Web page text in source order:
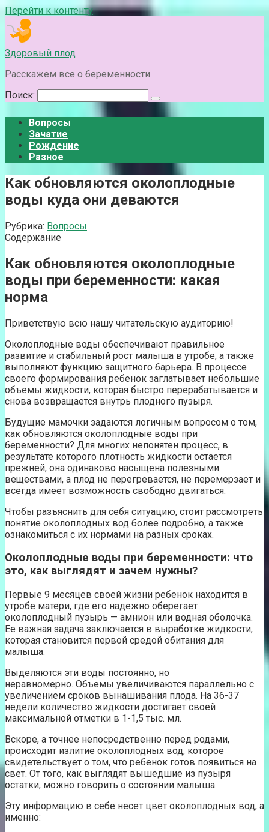
Перейти к контенту
Здоровый плод
Расскажем все о беременности
Поиск:
Вопросы
Зачатие
Рождение
Разное
Как обновляются околоплодные
воды куда они деваются
Рубрика: Вопросы
Содержание
Как обновляются околоплодные
воды при беременности: какая
норма
Приветствую всю нашу читательскую аудиторию!
Околоплодные воды обеспечивают правильное
развитие и стабильный рост малыша в утробе, а также
выполняют функцию защитного барьера. В процессе
своего формирования ребенок заглатывает небольшие
объемы жидкости, которая быстро перерабатывается и
снова возвращается внутрь плодного пузыря.
Будущие мамочки задаются логичным вопросом о том,
как обновляются околоплодные воды при
беременности? Для многих непонятен процесс, в
результате которого плотность жидкости остается
прежней, она одинаково насыщена полезными
веществами, а плод не перегревается, не перемерзает и
всегда имеет возможность свободно двигаться.
Чтобы разъяснить для себя ситуацию, стоит рассмотреть
понятие околоплодных вод более подробно, а также
ознакомиться с их нормами на разных сроках.
Околоплодные воды при беременности: что
это, как выглядят и зачем нужны?
Первые 9 месяцев своей жизни ребенок находится в
утробе матери, где его надежно оберегает
околоплодный пузырь — амнион или водная оболочка.
Ее важная задача заключается в выработке жидкости,
которая становится первой средой обитания для
малыша.
Выделяются эти воды постоянно, но
неравномерно. Объемы увеличиваются параллельно с
увеличением сроков вынашивания плода. На 36-37
недели количество жидкости достигает своей
максимальной отметки в 1-1,5 тыс. мл.
Вскоре, а точнее непосредственно перед родами,
происходит излитие околоплодных вод, которое
свидетельствует о том, что ребенок готов появиться на
свет. От того, как выглядят вышедшие из пузыря
остатки, можно говорить о состоянии малыша.
Эту информацию в себе несет цвет околоплодных вод, а
именно: